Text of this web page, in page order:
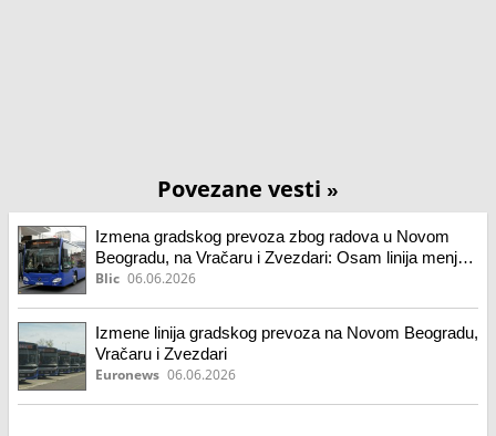
Povezane vesti »
Izmena gradskog prevoza zbog radova u Novom
Beogradu, na Vračaru i Zvezdari: Osam linija menja
trasu, evo do kada
Blic 06.06.2026
Izmene linija gradskog prevoza na Novom Beogradu,
Vračaru i Zvezdari
Euronews 06.06.2026